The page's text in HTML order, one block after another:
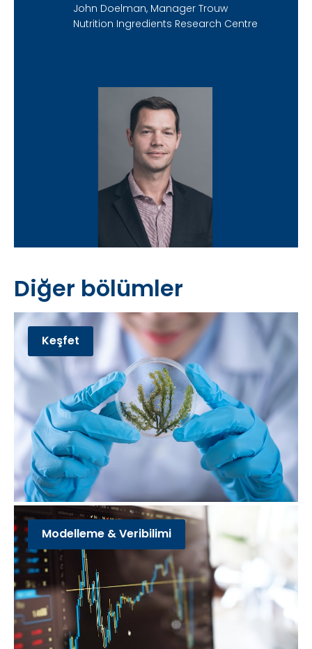
John Doelman, Manager Trouw
Nutrition Ingredients Research Centre
Diğer bölümler
Keşfet
Modelleme & Veribilimi